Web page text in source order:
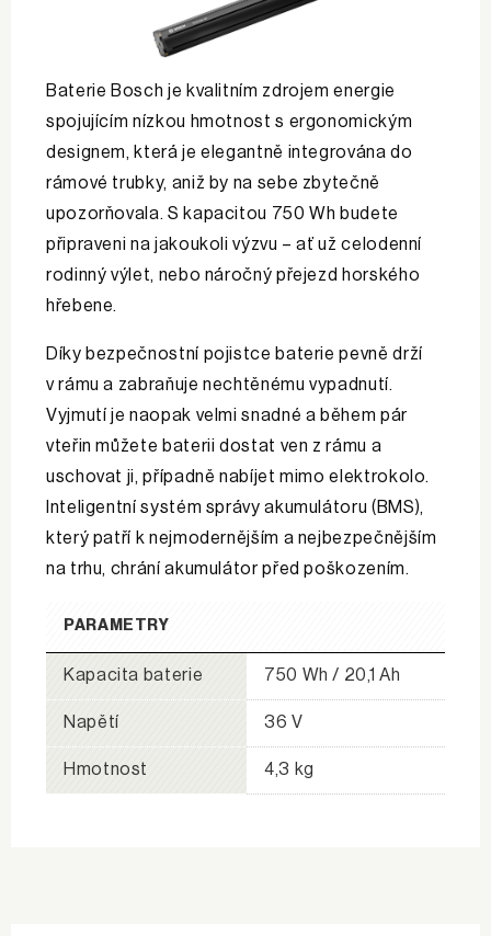
Baterie Bosch je kvalitním zdrojem energie
spojujícím nízkou hmotnost s ergonomickým
designem, která je elegantně integrována do
rámové trubky, aniž by na sebe zbytečně
upozorňovala. S kapacitou 750 Wh budete
připraveni na jakoukoli výzvu – ať už celodenní
rodinný výlet, nebo náročný přejezd horského
hřebene.
Díky bezpečnostní pojistce baterie pevně drží
v rámu a zabraňuje nechtěnému vypadnutí.
Vyjmutí je naopak velmi snadné a během pár
vteřin můžete baterii dostat ven z rámu a
uschovat ji, případně nabíjet mimo elektrokolo.
Inteligentní systém správy akumulátoru (BMS),
který patří k nejmodernějším a nejbezpečnějším
na trhu, chrání akumulátor před poškozením.
PARAMETRY
Kapacita baterie 750 Wh / 20,1 Ah
Napětí 36 V
Hmotnost 4,3 kg